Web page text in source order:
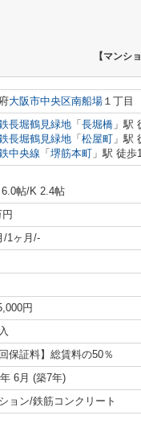
【マンシ
大阪市中央区南船場 １丁目
長堀鶴見緑地 「 長堀橋 」駅
長堀鶴見緑地 「 松屋町 」駅
中央線 「 堺筋本町 」駅 徒歩
帖/K 2.4帖
/1ヶ月/-
円
回保証料】総賃料の50％
6月 (築7年)
ョン/鉄筋コンクリート